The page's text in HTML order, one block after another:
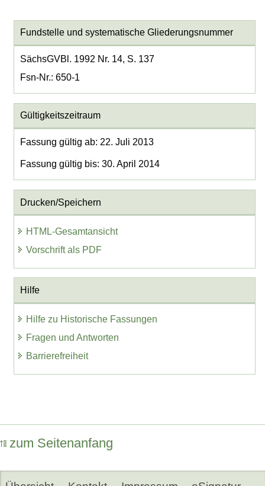
Fundstelle und systematische Gliederungsnummer
SächsGVBl. 1992 Nr. 14, S. 137
Fsn-Nr.: 650-1
Gültigkeitszeitraum
Fassung gültig ab: 22. Juli 2013
Fassung gültig bis: 30. April 2014
Drucken/Speichern
HTML-Gesamtansicht
Vorschrift als PDF
Hilfe
Hilfe zu Historische Fassungen
Fragen und Antworten
Barrierefreiheit
zum Seitenanfang